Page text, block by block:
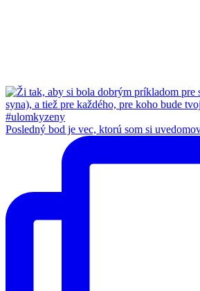
Posledný bod je vec, ktorú som si